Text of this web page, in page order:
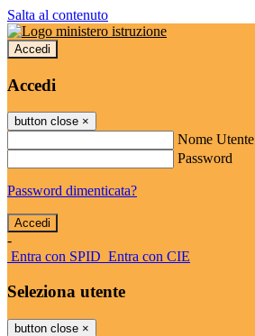
Salta al contenuto
Accedi
Accedi
button close ×
Nome Utente
Password
Password dimenticata?
-
Entra con SPID Entra con CIE
Seleziona utente
button close ×